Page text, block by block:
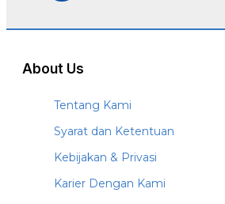
About Us
Tentang Kami
Syarat dan Ketentuan
Kebijakan & Privasi
Karier Dengan Kami